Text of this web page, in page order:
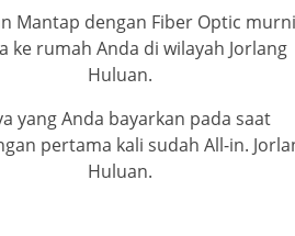
Mantap dengan Fiber Optic murni
ke rumah Anda di wilayah Jorlang
Huluan.
yang Anda bayarkan pada saat
pertama kali sudah All-in.
Huluan.